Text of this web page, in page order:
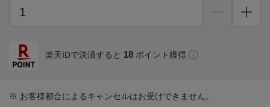
楽天IDで決済すると 18 ポイント獲得
※ お客様都合によるキャンセルはお受けできません。